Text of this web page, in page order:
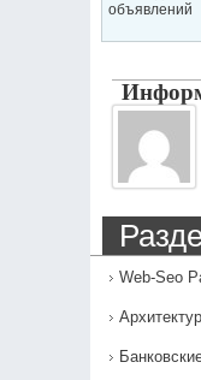
объявлений
Web-Seo